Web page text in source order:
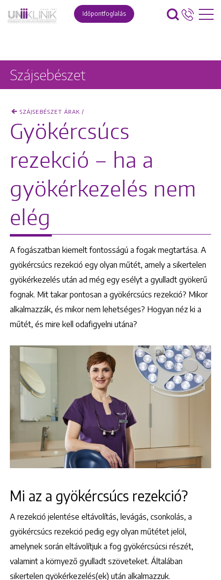
Időpontfoglalás
Szájsebészet
SZÁJSEBÉSZET ÁRAK /
Gyökércsúcs
rezekció – ha a
gyökérkezelés nem
elég
A fogászatban kiemelt fontosságú a fogak megtartása. A
gyökércsúcs rezekció egy olyan műtét, amely a sikertelen
gyökérkezelés után ad még egy esélyt a gyulladt gyökerű
fognak. Mit takar pontosan a gyökércsúcs rezekció? Mikor
alkalmazzák, és mikor nem lehetséges? Hogyan néz ki a
műtét, és mire kell odafigyelni utána?
Mi az a gyökércsúcs rezekció?
A rezekció jelentése eltávolítás, levágás, csonkolás, a
gyökércsúcs rezekció pedig egy olyan műtétet jelöl,
amelynek során eltávolítjuk a fog gyökércsúcsi részét,
valamint a környező gyulladt szöveteket. Általában
sikertelen gyökérkezelés(ek) után alkalmazzuk.